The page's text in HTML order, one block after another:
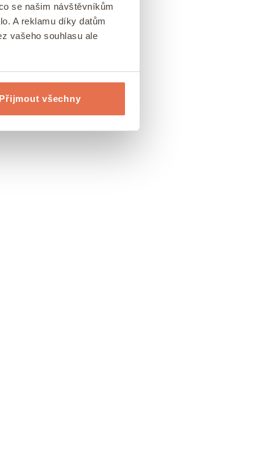
se našim návštěvníkům
A reklamu díky datům
vašeho souhlasu ale
Přijmout všechny